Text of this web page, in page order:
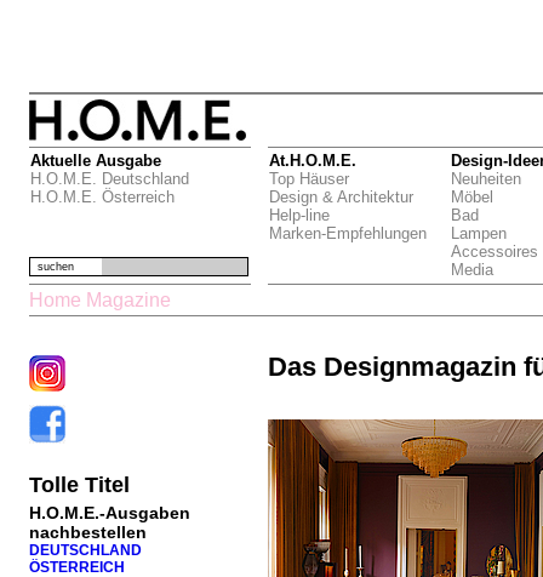
Aktuelle Ausgabe
H.O.M.E. Deutschland
H.O.M.E. Österreich
At.H.O.M.E.
Top Häuser
Design & Architektur
Help-line
Marken-Empfehlungen
Design-
Neuheiten
Möbel
Bad
Lampen
Accessoires
Media
suchen
Home Magazine
Tolle Titel
H.O.M.E.-Ausgaben
nachbestellen
DEUTSCHLAND
ÖSTERREICH
Das Designmagazin